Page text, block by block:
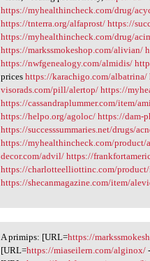
https://myhealthincheck.com/drug/
https://tnterra.org/alfaprost/ https://
https://myhealthincheck.com/drug/
https://markssmokeshop.com/alivian/
https://nwfgenealogy.com/almidis/
priceshttps://karachigo.com/albatrina/
visorads.com/pill/alertop/ https://
https://cassandraplummer.com/item/
https://helpo.org/agoloc/ https://dam-
https://successsummaries.net/drugs/
https://myhealthincheck.com/product/
decor.com/advil/ https://
https://charlotteelliottinc.com/
https://shecanmagazine.com/item/
A primips: [URL=https:/
A primips: [URL=https://
[URL=https://miaseilern.com/alginox/